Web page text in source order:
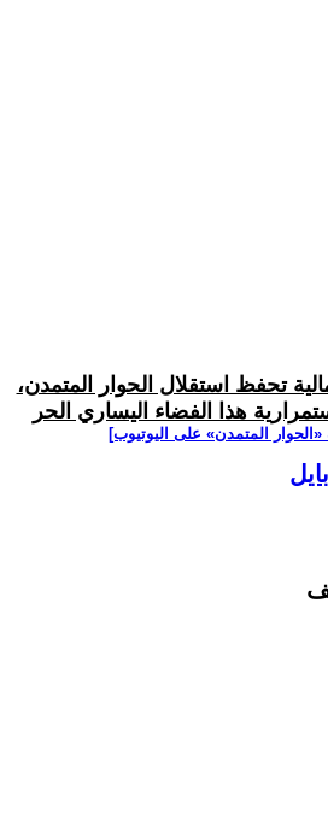
تحفظ استقلال الحوار المتمدن،
هذا الفضاء اليساري الحر
المتمدن» على اليوتيوب]